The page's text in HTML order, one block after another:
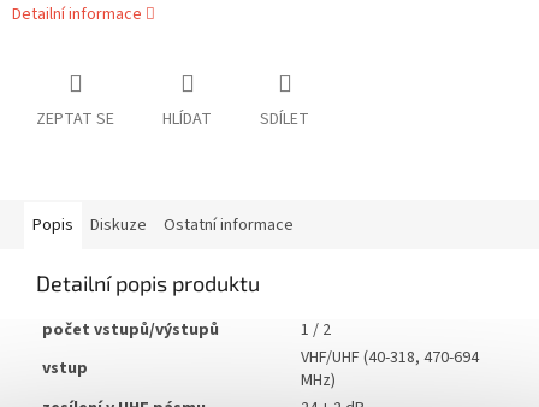
Detailní informace
ZEPTAT SE HLÍDAT SDÍLET
Popis Diskuze Ostatní informace
Detailní popis produktu
počet vstupů/výstupů
1 / 2
vstup
VHF/UHF (40-318, 470-694
MHz)